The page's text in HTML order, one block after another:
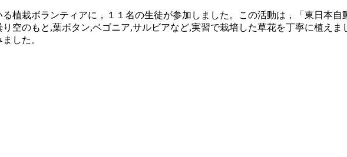
植栽ボランティアに，１１名の生徒が参加しました。この活動は，「東日本
空のもと,葉ボタン,ベゴニア,サルビアなど,実習で栽培した草花を丁寧に植え
した。